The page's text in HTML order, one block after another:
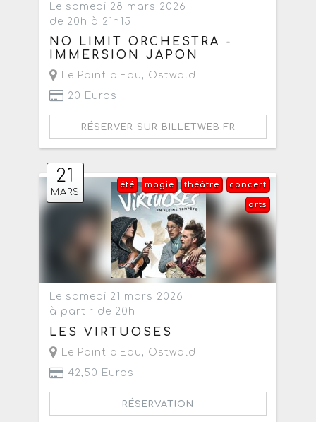
Le samedi 28 mars 2026
de 20h à 21h15
NO LIMIT ORCHESTRA -
IMMERSION JAPON
Le Point d'Eau, Ostwald
20 Euros
RÉSERVER SUR BILLETWEB.FR
21
MARS
concert
théâtre
magie
été
arts
Le samedi 21 mars 2026
à partir de 20h
LES VIRTUOSES
Le Point d'Eau, Ostwald
42,50 Euros
RÉSERVATION